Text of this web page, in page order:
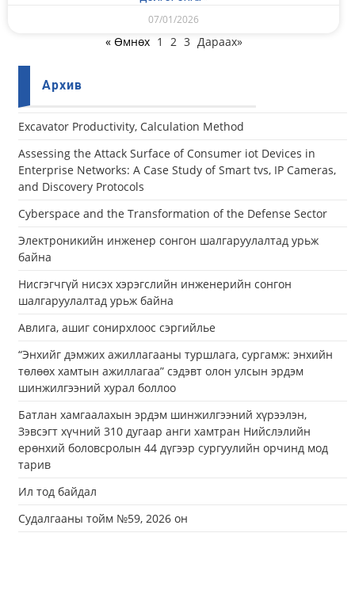
07/01/2026
« Өмнөх 1 2 3 Дараах»
Архив
Еxcavator Productivity, Calculation Method
Assessing the Attack Surface of Consumer iot Devices in
Enterprise Networks: A Case Study of Smart tvs, IP Cameras,
and Discovery Protocols
Cyberspace and the Transformation of the Defense Sector
Электроникийн инженер сонгон шалгаруулалтад урьж
байна
Нисгэгчгүй нисэх хэрэгслийн инженерийн сонгон
шалгаруулалтад урьж байна
Авлига, ашиг сонирхлоос сэргийлье
“Энхийг дэмжих ажиллагааны туршлага, сургамж: энхийн
төлөөх хамтын ажиллагаа” сэдэвт олон улсын эрдэм
шинжилгээний хурал боллоо
Батлан хамгаалахын эрдэм шинжилгээний хүрээлэн,
Зэвсэгт хүчний 310 дугаар анги хамтран Нийслэлийн
ерөнхий боловсролын 44 дүгээр сургуулийн орчинд мод
тарив
Ил тод байдал
Судалгааны тойм №59, 2026 он